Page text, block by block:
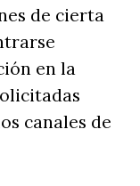
de cierta
en la
canales de